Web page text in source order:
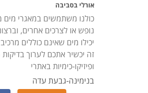
אורלי בסביבה
כולנו משתמשים במאגרי מים
נופש או לצרכים אחרים,
יכילו מים שאינם כוללים
זה יכשיר אתכם לערוך בדיקות
ופיזיקו-כימיות באתרי
בנימינה-גבעת עדה